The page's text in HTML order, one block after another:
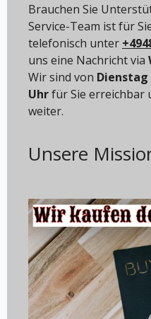
Brauchen Sie
Service-Team ist für
telefonisch unter
uns eine Nachricht via
Wir sind von Dienstag
Uhrfür Sie erreichbar
weiter.
Unsere